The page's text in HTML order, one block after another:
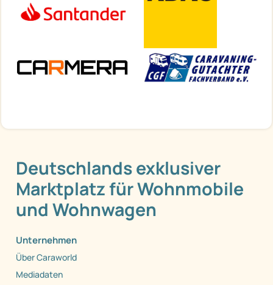
Deutschlands exklusiver
Marktplatz für Wohnmobile
und Wohnwagen
Unternehmen
Über Caraworld
Mediadaten